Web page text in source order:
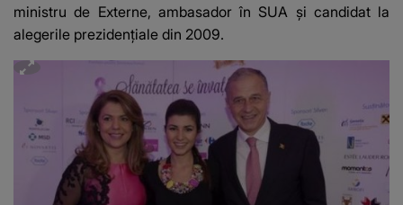
ministru de Externe, ambasador în SUA şi candidat la
alegerile prezidenţiale din 2009.